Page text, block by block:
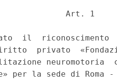
Art. 1
il  riconoscimento
privato
neuromotoria
per la sede di